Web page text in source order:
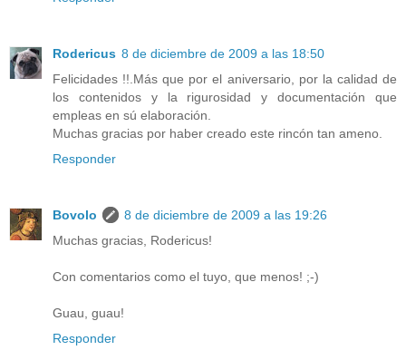
Rodericus 8 de diciembre de 2009 a las 18:50
Felicidades !!.Más que por el aniversario, por la calidad de
los contenidos y la rigurosidad y documentación que
empleas en sú elaboración.
Muchas gracias por haber creado este rincón tan ameno.
Responder
Bovolo
8 de diciembre de 2009 a las 19:26
Muchas gracias, Rodericus!
Con comentarios como el tuyo, que menos! ;-)
Guau, guau!
Responder